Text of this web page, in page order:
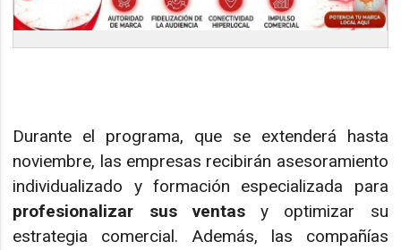
Durante el programa, que se extenderá hasta
noviembre, las empresas recibirán asesoramiento
individualizado y formación especializada para
profesionalizar sus ventasy optimizar su
estrategia comercial. Además, las compañías